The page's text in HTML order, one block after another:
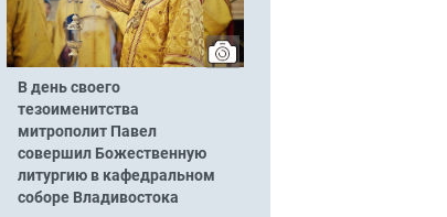
В день своего
тезоименитства
митрополит Павел
совершил Божественную
литургию в кафедральном
соборе Владивостока